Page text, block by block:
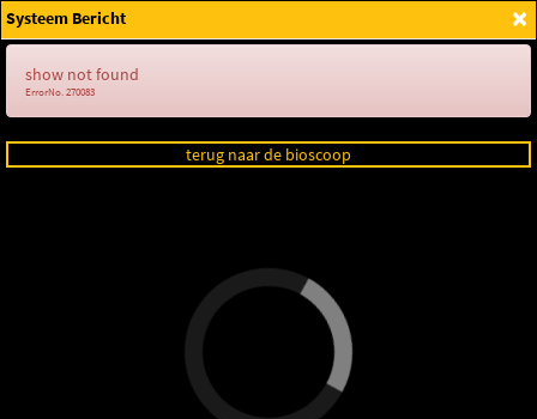
Login
×
Systeem Bericht
show not found
ErrorNo. 270083
terug naar de bioscoop